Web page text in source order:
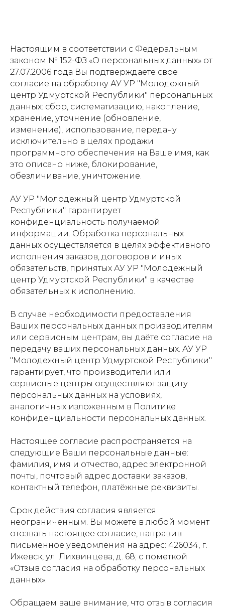
Настоящим в соответствии с Федеральным
законом № 152-ФЗ «О персональных данных» от
27.07.2006 года Вы подтверждаете свое
согласие на обработку АУ УР "Молодежный
центр Удмуртской Республики" персональных
данных: сбор, систематизацию, накопление,
хранение, уточнение (обновление,
изменение), использование, передачу
исключительно в целях продажи
программного обеспечения на Ваше имя, как
это описано ниже, блокирование,
обезличивание, уничтожение.
АУ УР "Молодежный центр Удмуртской
Республики" гарантирует
конфиденциальность получаемой
информации. Обработка персональных
данных осуществляется в целях эффективного
исполнения заказов, договоров и иных
обязательств, принятых АУ УР "Молодежный
центр Удмуртской Республики" в качестве
обязательных к исполнению.
В случае необходимости предоставления
Ваших персональных данных производителям
или сервисным центрам, вы даёте согласие на
передачу ваших персональных данных. АУ УР
"Молодежный центр Удмуртской Республики"
гарантирует, что производители или
сервисные центры осуществляют защиту
персональных данных на условиях,
аналогичных изложенным в Политике
конфиденциальности персональных данных.
Настоящее согласие распространяется на
следующие Ваши персональные данные:
фамилия, имя и отчество, адрес электронной
почты, почтовый адрес доставки заказов,
контактный телефон, платёжные реквизиты.
Срок действия согласия является
неограниченным. Вы можете в любой момент
отозвать настоящее согласие, направив
письменное уведомления на адрес: 426034, г.
Ижевск, ул. Лихвинцева, д. 68; с пометкой
«Отзыв согласия на обработку персональных
данных».
Обращаем ваше внимание, что отзыв согласия